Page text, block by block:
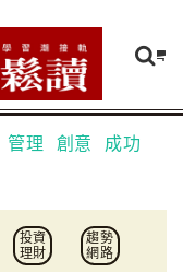
管理 創意 成功
投資
理財
趨勢
網路